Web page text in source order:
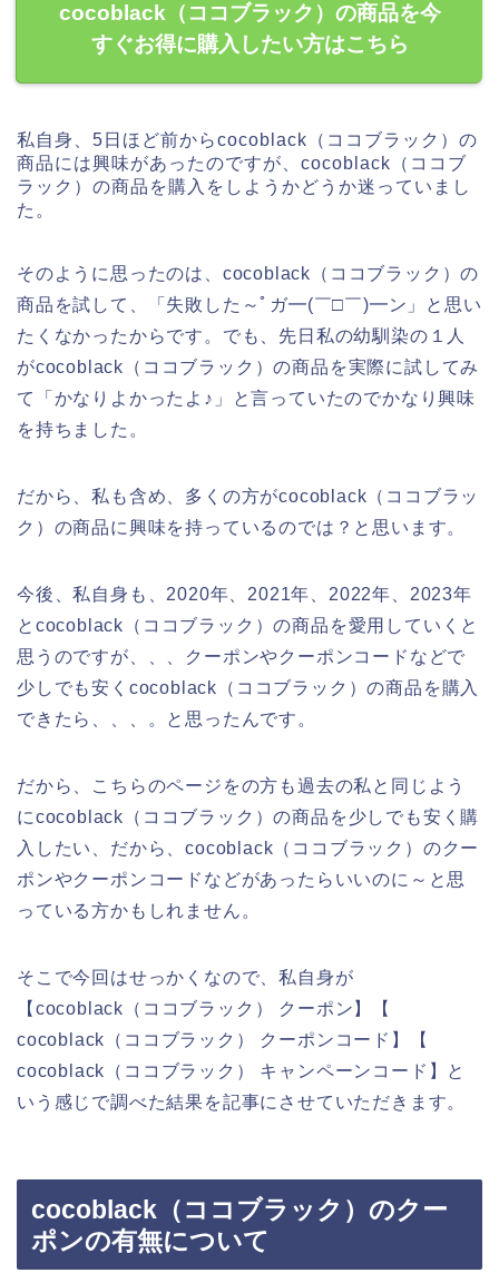
cocoblack（ココブラック）の商品を今
すぐお得に購入したい方はこちら
私自身、5日ほど前からcocoblack（ココブラック）の
商品には興味があったのですが、cocoblack（ココブ
ラック）の商品を購入をしようかどうか迷っていまし
た。
そのように思ったのは、cocoblack（ココブラック）の
商品を試して、「失敗した～ﾟガ━(￣□￣)━ン」と思い
たくなかったからです。でも、先日私の幼馴染の１人
がcocoblack（ココブラック）の商品を実際に試してみ
て「かなりよかったよ♪」と言っていたのでかなり興味
を持ちました。
だから、私も含め、多くの方がcocoblack（ココブラッ
ク）の商品に興味を持っているのでは？と思います。
今後、私自身も、2020年、2021年、2022年、2023年
とcocoblack（ココブラック）の商品を愛用していくと
思うのですが、、、クーポンやクーポンコードなどで
少しでも安くcocoblack（ココブラック）の商品を購入
できたら、、、。と思ったんです。
だから、こちらのページをの方も過去の私と同じよう
にcocoblack（ココブラック）の商品を少しでも安く購
入したい、だから、cocoblack（ココブラック）のクー
ポンやクーポンコードなどがあったらいいのに～と思
っている方かもしれません。
そこで今回はせっかくなので、私自身が
【cocoblack（ココブラック） クーポン】【
cocoblack（ココブラック） クーポンコード】【
cocoblack（ココブラック） キャンペーンコード】と
いう感じで調べた結果を記事にさせていただきます。
cocoblack（ココブラック）のクー
ポンの有無について